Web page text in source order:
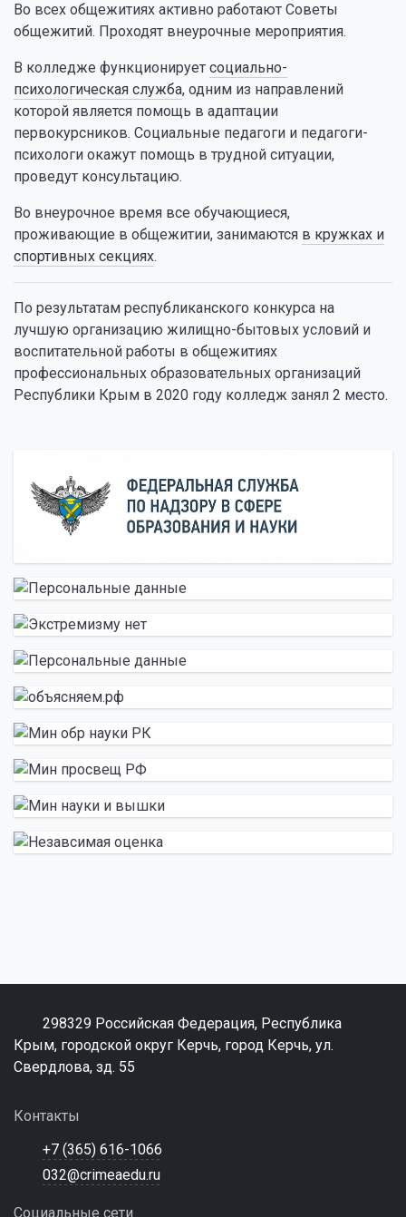
Во всех общежитиях активно работают Советы
общежитий. Проходят внеурочные мероприятия.
В колледже функционирует социально-
психологическая служба, одним из направлений
которой является помощь в адаптации
первокурсников. Социальные педагоги и педагоги-
психологи окажут помощь в трудной ситуации,
проведут консультацию.
Во внеурочное время все обучающиеся,
проживающие в общежитии, занимаются в кружках и
спортивных секциях.
По результатам республиканского конкурса на
лучшую организацию жилищно-бытовых условий и
воспитательной работы в общежитиях
профессиональных образовательных организаций
Республики Крым в 2020 году колледж занял 2 место.
298329 Российская Федерация, Республика
Крым, городской округ Керчь, город Керчь, ул.
Свердлова, зд. 55
Контакты
+7 (365) 616-1066
032@crimeaedu.ru
Социальные сети